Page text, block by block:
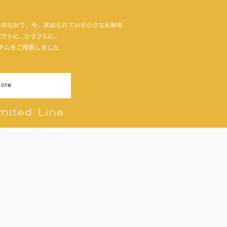
なかで、今、求められている小さなお財布
トに...カラフルに...
ムをご用意しました